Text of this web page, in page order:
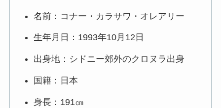
名前：コナー・カラサワ・オレアリー
生年月日：1993年10月12日
出身地：シドニー郊外のクロヌラ出身
国籍：日本
身長：191㎝